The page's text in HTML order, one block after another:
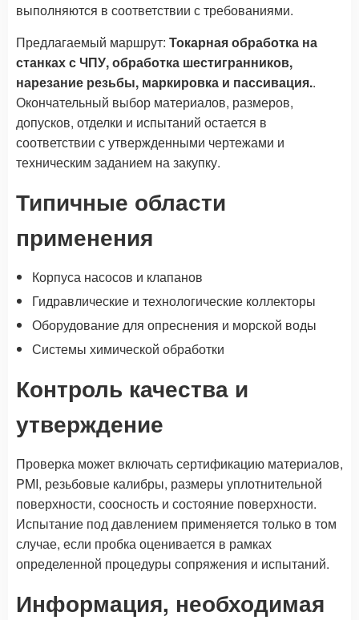
выполняются в соответствии с требованиями.
Предлагаемый маршрут: Токарная обработка на
станках с ЧПУ, обработка шестигранников,
нарезание резьбы, маркировка и пассивация..
Окончательный выбор материалов, размеров,
допусков, отделки и испытаний остается в
соответствии с утвержденными чертежами и
техническим заданием на закупку.
Типичные области
применения
Корпуса насосов и клапанов
Гидравлические и технологические коллекторы
Оборудование для опреснения и морской воды
Системы химической обработки
Контроль качества и
утверждение
Проверка может включать сертификацию материалов,
PMI, резьбовые калибры, размеры уплотнительной
поверхности, соосность и состояние поверхности.
Испытание под давлением применяется только в том
случае, если пробка оценивается в рамках
определенной процедуры сопряжения и испытаний.
Информация, необходимая